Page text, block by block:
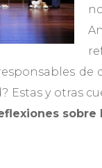
de
Estas y otras